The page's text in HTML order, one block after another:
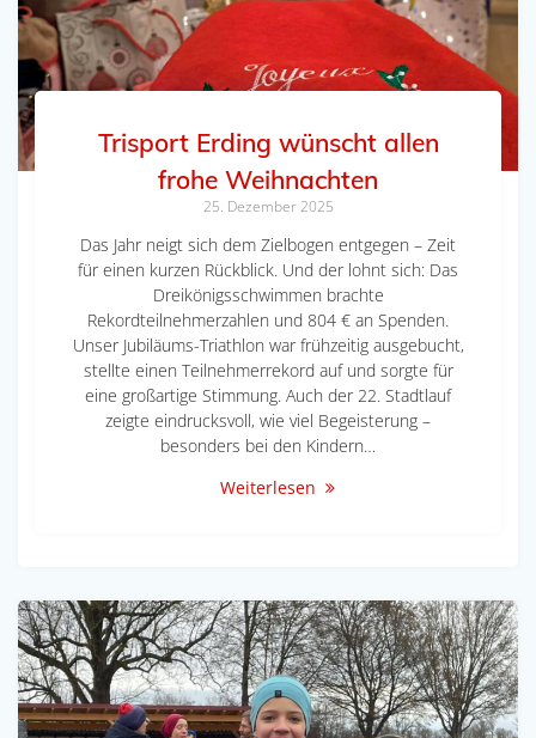
Trisport Erding wünscht allen
frohe Weihnachten
25. Dezember 2025
Das Jahr neigt sich dem Zielbogen entgegen – Zeit
für einen kurzen Rückblick. Und der lohnt sich: Das
Dreikönigsschwimmen brachte
Rekordteilnehmerzahlen und 804 € an Spenden.
Unser Jubiläums-Triathlon war frühzeitig ausgebucht,
stellte einen Teilnehmerrekord auf und sorgte für
eine großartige Stimmung. Auch der 22. Stadtlauf
zeigte eindrucksvoll, wie viel Begeisterung –
besonders bei den Kindern…
Weiterlesen